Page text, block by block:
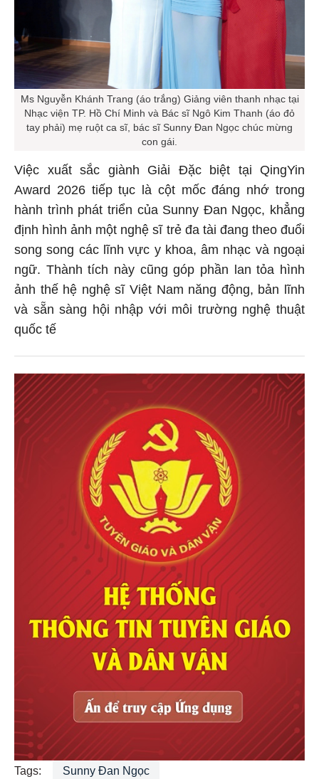
Ms Nguyễn Khánh Trang (áo trắng) Giảng viên thanh nhạc tại
Nhạc viện TP. Hồ Chí Minh và Bác sĩ Ngô Kim Thanh (áo đỏ
tay phải) mẹ ruột ca sĩ, bác sĩ Sunny Đan Ngọc chúc mừng
con gái.
Việc xuất sắc giành Giải Đặc biệt tại QingYin
Award 2026 tiếp tục là cột mốc đáng nhớ trong
hành trình phát triển của Sunny Đan Ngọc, khẳng
định hình ảnh một nghệ sĩ trẻ đa tài đang theo đuổi
song song các lĩnh vực y khoa, âm nhạc và ngoại
ngữ. Thành tích này cũng góp phần lan tỏa hình
ảnh thế hệ nghệ sĩ Việt Nam năng động, bản lĩnh
và sẵn sàng hội nhập với môi trường nghệ thuật
quốc tế
Tags: Sunny Đan Ngọc